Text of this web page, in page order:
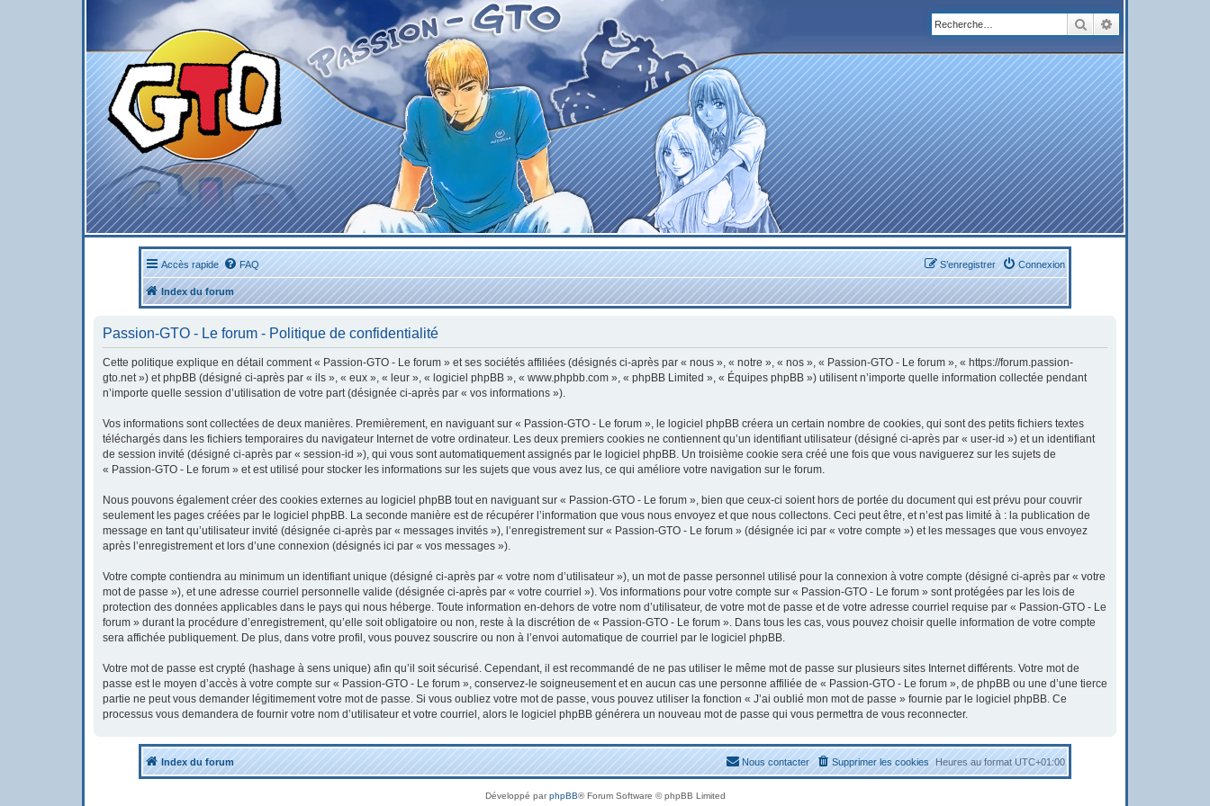
Rechercher
Accès rapide FAQ Connexion
S’enregistrer
Index du forum
Passion-GTO - Le forum - Politique de confidentialité
Cette politique explique en détail comment « Passion-GTO - Le forum » et ses sociétés affiliées (désignés ci-après par « nous », « notre », « nos », « Passion-GTO - Le forum », « https://forum.passion-
gto.net ») et phpBB (désigné ci-après par « ils », « eux », « leur », « logiciel phpBB », « www.phpbb.com », « phpBB Limited », « Équipes phpBB ») utilisent n’importe quelle information collectée pendant
n’importe quelle session d’utilisation de votre part (désignée ci-après par « vos informations »).
Vos informations sont collectées de deux manières. Premièrement, en naviguant sur « Passion-GTO - Le forum », le logiciel phpBB créera un certain nombre de cookies, qui sont des petits fichiers textes
téléchargés dans les fichiers temporaires du navigateur Internet de votre ordinateur. Les deux premiers cookies ne contiennent qu’un identifiant utilisateur (désigné ci-après par « user-id ») et un identifiant
de session invité (désigné ci-après par « session-id »), qui vous sont automatiquement assignés par le logiciel phpBB. Un troisième cookie sera créé une fois que vous naviguerez sur les sujets de
« Passion-GTO - Le forum » et est utilisé pour stocker les informations sur les sujets que vous avez lus, ce qui améliore votre navigation sur le forum.
Nous pouvons également créer des cookies externes au logiciel phpBB tout en naviguant sur « Passion-GTO - Le forum », bien que ceux-ci soient hors de portée du document qui est prévu pour couvrir
seulement les pages créées par le logiciel phpBB. La seconde manière est de récupérer l’information que vous nous envoyez et que nous collectons. Ceci peut être, et n’est pas limité à : la publication de
message en tant qu’utilisateur invité (désignée ci-après par « messages invités »), l’enregistrement sur « Passion-GTO - Le forum » (désignée ici par « votre compte ») et les messages que vous envoyez
après l’enregistrement et lors d’une connexion (désignés ici par « vos messages »).
Votre compte contiendra au minimum un identifiant unique (désigné ci-après par « votre nom d’utilisateur »), un mot de passe personnel utilisé pour la connexion à votre compte (désigné ci-après par « votre
mot de passe »), et une adresse courriel personnelle valide (désignée ci-après par « votre courriel »). Vos informations pour votre compte sur « Passion-GTO - Le forum » sont protégées par les lois de
protection des données applicables dans le pays qui nous héberge. Toute information en-dehors de votre nom d’utilisateur, de votre mot de passe et de votre adresse courriel requise par « Passion-GTO - Le
forum » durant la procédure d’enregistrement, qu’elle soit obligatoire ou non, reste à la discrétion de « Passion-GTO - Le forum ». Dans tous les cas, vous pouvez choisir quelle information de votre compte
sera affichée publiquement. De plus, dans votre profil, vous pouvez souscrire ou non à l’envoi automatique de courriel par le logiciel phpBB.
Votre mot de passe est crypté (hashage à sens unique) afin qu’il soit sécurisé. Cependant, il est recommandé de ne pas utiliser le même mot de passe sur plusieurs sites Internet différents. Votre mot de
passe est le moyen d’accès à votre compte sur « Passion-GTO - Le forum », conservez-le soigneusement et en aucun cas une personne affiliée de « Passion-GTO - Le forum », de phpBB ou une d’une tierce
partie ne peut vous demander légitimement votre mot de passe. Si vous oubliez votre mot de passe, vous pouvez utiliser la fonction « J’ai oublié mon mot de passe » fournie par le logiciel phpBB. Ce
processus vous demandera de fournir votre nom d’utilisateur et votre courriel, alors le logiciel phpBB générera un nouveau mot de passe qui vous permettra de vous reconnecter.
Index du forum Heures au formatUTC+01:00
Supprimer les cookies
Nous contacter
Développé parphpBB® Forum Software © phpBB Limited